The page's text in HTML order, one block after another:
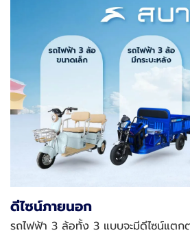
ดีไซน์ภายนอก
รถไฟฟ้า 3 ล้อทั้ง 3 แบบจะมีดีไซน์แตก